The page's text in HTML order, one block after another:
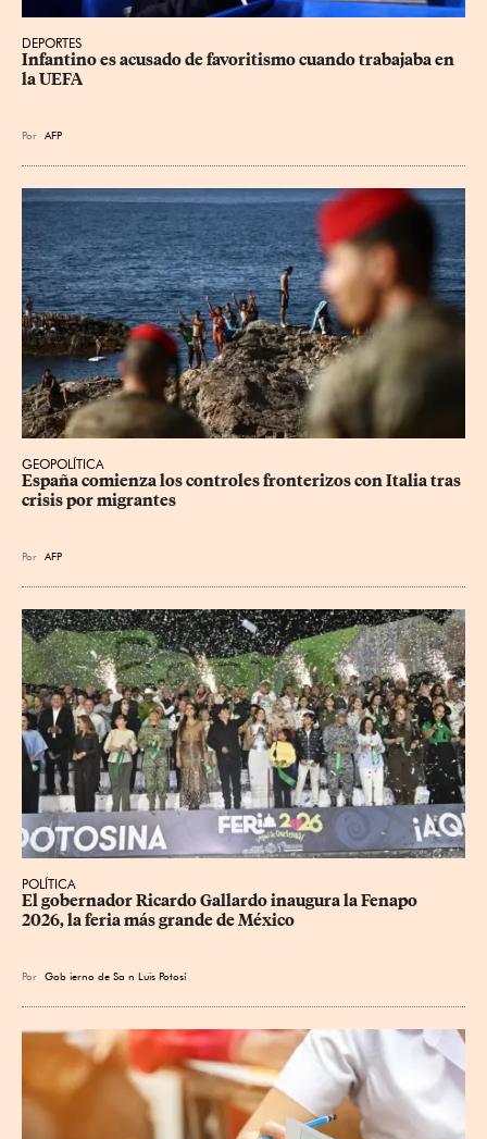
DEPORTES
Infantino es acusado de favoritismo cuando trabajaba en
la UEFA
Por AFP
GEOPOLÍTICA
España comienza los controles fronterizos con Italia tras
crisis por migrantes
Por AFP
POLÍTICA
​El gobernador Ricardo Gallardo inaugura la Fenapo
2026, la feria más grande de México
Por Gob ierno de Sa n Luis Potosí